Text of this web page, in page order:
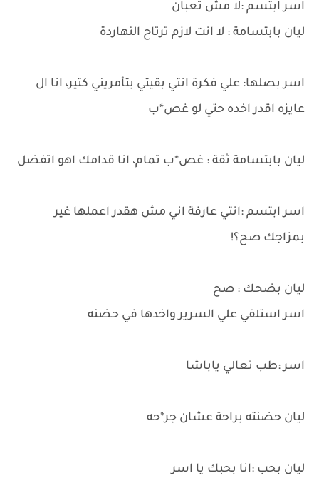
اسر ابتسم :لا مش تعبان
ليان بابتسامة : لا انت لازم ترتاح النهاردة
اسر بصلها: علي فكرة انتي بقيتي بتأمريني كتير، انا ال
عايزه اقدر اخده حتي لو غص*ب
ليان بابتسامة ثقة : غص*ب تمام، انا قدامك اهو اتفضل
اسر ابتسم :انتي عارفة اني مش هقدر اعملها غير
بمزاجك صح؟!
ليان بضحك : صح
اسر استلقي علي السرير واخدها في حضنه
اسر :طب تعالي ياباشا
ليان حضنته براحة عشان جر*حه
ليان بحب :انا بحبك يا اسر